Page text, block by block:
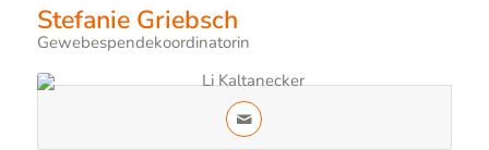
Stefanie Griebsch
Gewebespendekoordinatorin